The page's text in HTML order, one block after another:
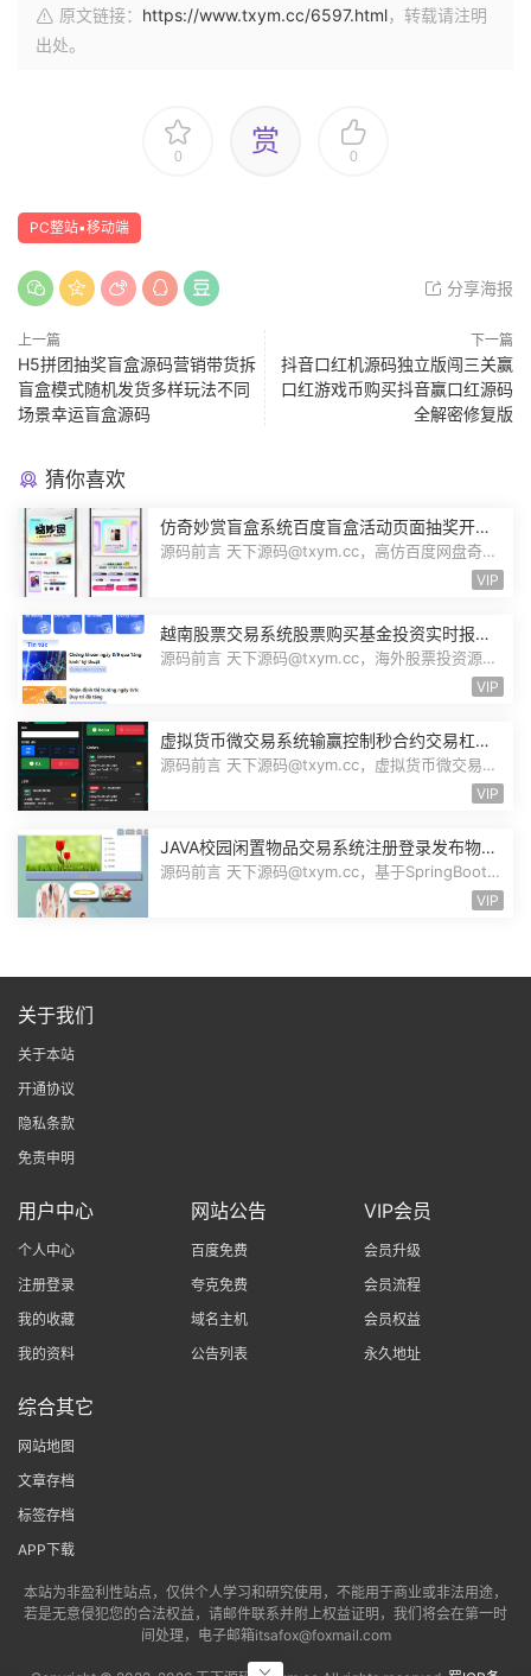
原文链接： https://www.txym.cc/6597.html，转载请注明
出处。
0 赏 0
PC整站▪移动端
分享海报
上一篇
H5拼团抽奖盲盒源码营销带货拆
盲盒模式随机发货多样玩法不同
场景幸运盲盒源码
下一篇
抖音口红机源码独立版闯三关赢
口红游戏币购买抖音赢口红源码
全解密修复版
猜你喜欢
仿奇妙赏盲盒系统百度盲盒活动页面抽奖开盒
奖品展示概率设置无限回调源码潮玩V6
源码前言 天下源码@txym.cc，高仿百度网盘奇妙
VIP
越南股票交易系统股票购买基金投资实时报价
交易信息投资组合海外股票投资PHP源码
源码前言 天下源码@txym.cc，海外股票投资源
VIP
虚拟货币微交易系统输赢控制秒合约交易杠杆
交易现货交易跟单员模式纯英文版源码BitTong
源码前言 天下源码@txym.cc，虚拟货币微交易投
VIP
JAVA校园闲置物品交易系统注册登录发布物品
搜索物品物品交易文章资讯商家管理源码
源码前言 天下源码@txym.cc，基于SpringBoot的
VIP
关于我们
关于本站
开通协议
隐私条款
免责申明
用户中心
个人中心
注册登录
我的收藏
我的资料
网站公告
百度免费
夸克免费
域名主机
公告列表
VIP会员
会员升级
会员流程
会员权益
永久地址
综合其它
网站地图
文章存档
标签存档
APP下载
本站为非盈利性站点，仅供个人学习和研究使用，不能用于商业或非法用途，
若是无意侵犯您的合法权益，请邮件联系并附上权益证明，我们将会在第一时
间处理，电子邮箱itsafox@foxmail.com